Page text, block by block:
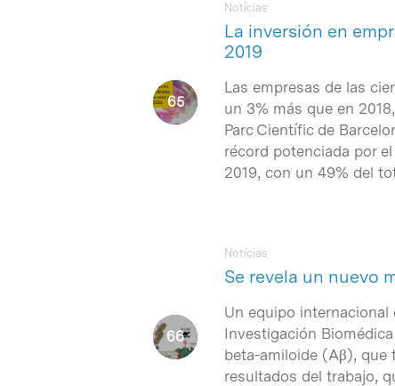
La inversión en
2019
Notícias
Las empresas de las
un 3% más que en
Parc Científic de
récord potenciada por
2019, con un 49% del
Se revela un nuevo
Notícias
Un equipo internacional
Investigación
beta-amiloide (Aβ), que
resultados del trabajo,